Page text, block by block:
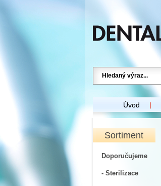
Úvod
Sortiment
Doporučujeme
- Sterilizace